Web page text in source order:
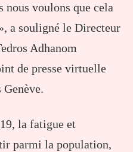
voulons que cela
a souligné le Directeur
Adhanom
de presse virtuelle
la fatigue et
parmi la population,